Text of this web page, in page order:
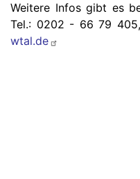
Weitere Infos gibt es
Tel.: 0202 - 66 79
wtal.de